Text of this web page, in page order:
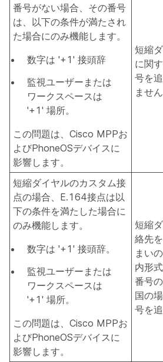
番号がない場合、その番号
は、以下の条件が満たされ
た場合にのみ機能します。
数字は '+1' 接頭辞
監視ユーザーまたは
ワークスペースは
'+1' 場所。
この問題は、Cisco MPPお
よびPhoneOSデバイスに
影響します。
短縮
に関
号を
ません
短縮ダイヤルのカスタム接
点の場合、E.164接点は以
下の条件を満たした場合に
のみ機能します。
数字は '+1' 接頭辞。
監視ユーザーまたは
ワークスペースは
'+1' 場所。
この問題は、Cisco MPPお
よびPhoneOSデバイスに
影響します。
短縮
絡先
まい
内形
番号
国の
号を